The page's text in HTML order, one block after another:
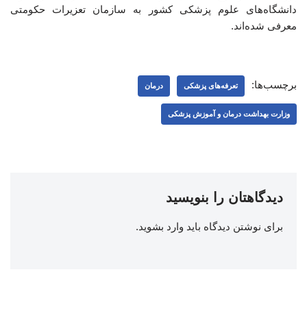
دانشگاه‌های علوم پزشکی کشور به سازمان تعزیرات حکومتی
معرفی شده‌اند.
برچسب‌ها: تعرفه‌های پزشکی درمان
وزارت بهداشت درمان و آموزش پزشکی
دیدگاهتان را بنویسید
برای نوشتن دیدگاه باید وارد بشوید.